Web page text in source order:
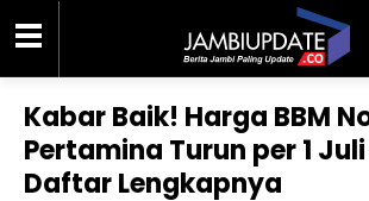
Kabar Baik! Harga BBM
Pertamina Turun per 1
Daftar Lengkapnya